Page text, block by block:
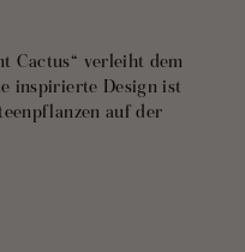
Cactus“ verleiht dem
inspirierte Design ist
auf der
und
sehen. Der Druck